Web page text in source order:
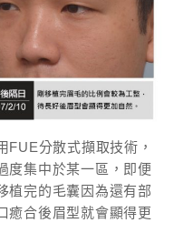
FUE分散式擷取技術，
度集中於某一區，即便
植完的毛囊因為還有部
癒合後眉型就會顯得更